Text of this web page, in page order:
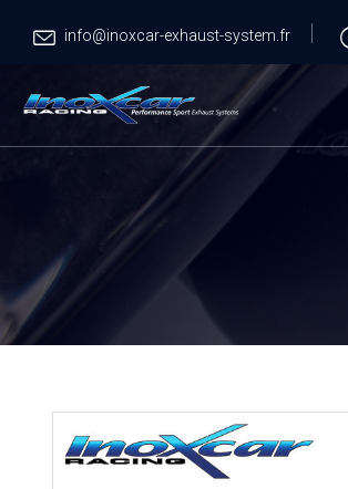
info@inoxcar-exhaust-system.fr